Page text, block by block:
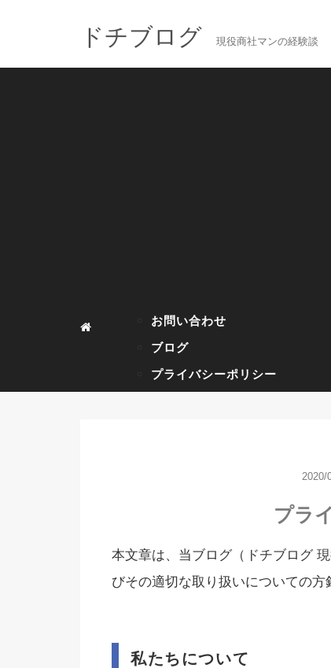
ドチブログ 現役商社マンの経験談
お問い合わせ
ブログ
プライバシーポリシー
2020/
プラ
本文章は、当ブログ（ドチブログ
びその適切な取り扱いについての方
私たちについて